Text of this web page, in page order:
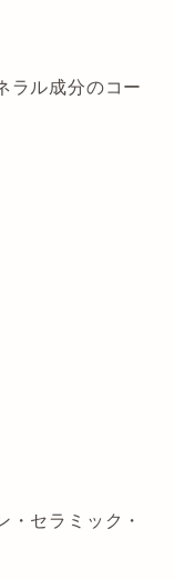
ラル成分のコー
・セラミック・